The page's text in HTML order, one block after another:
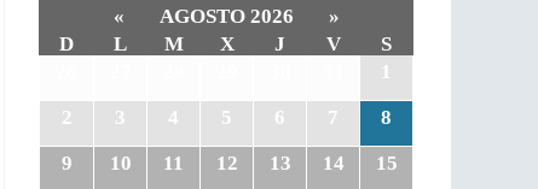
« AGOSTO 2026
»
D
L M X J V
S
1
2
3 4 5 6 7
8
9
10 11 12 13 14
15